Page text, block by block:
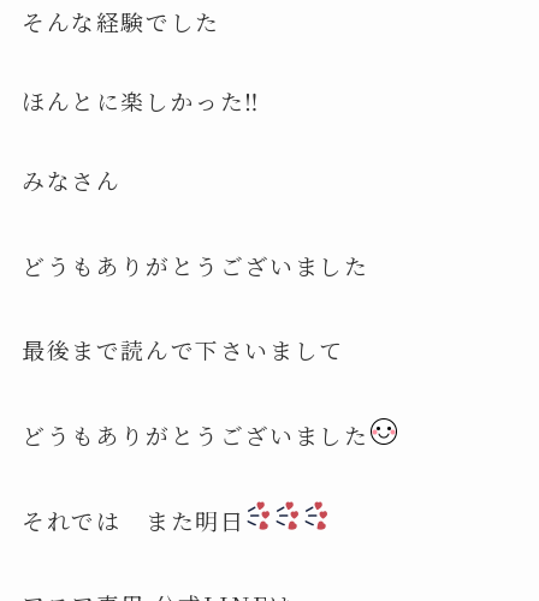
そんな経験でした
ほんとに楽しかった‼️
みなさん
どうもありがとうございました
最後まで読んで下さいまして
どうもありがとうございました
それでは また明日